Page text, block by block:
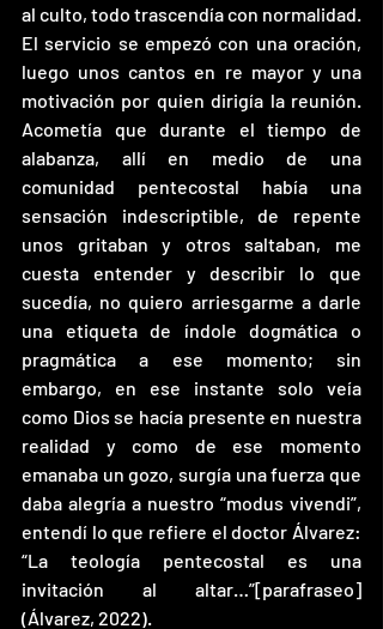
al culto, todo trascendía con normalidad.
El servicio se empezó con una oración,
luego unos cantos en re mayor y una
motivación por quien dirigía la reunión.
Acometía que durante el tiempo de
alabanza, allí en medio de una
comunidad pentecostal había una
sensación indescriptible, de repente
unos gritaban y otros saltaban, me
cuesta entender y describir lo que
sucedía, no quiero arriesgarme a darle
una etiqueta de índole dogmática o
pragmática a ese momento; sin
embargo, en ese instante solo veía
como Dios se hacía presente en nuestra
realidad y como de ese momento
emanaba un gozo, surgía una fuerza que
daba alegría a nuestro “modus vivendi”,
entendí lo que refiere el doctor Álvarez:
“La teología pentecostal es una
invitación al altar…”[parafraseo]
(Álvarez, 2022).